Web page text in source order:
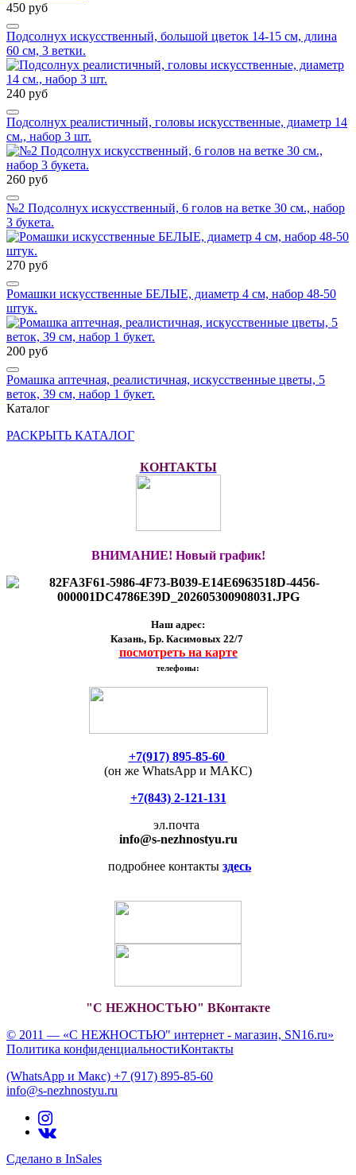
450 руб
Подсолнух искусственный, большой цветок 14-15 см, длина
60 см, 3 ветки.
240 руб
Подсолнух реалистичный, головы искусственные, диаметр 14
см., набор 3 шт.
260 руб
№2 Подсолнух искусственный, 6 голов на ветке 30 см., набор
3 букета.
270 руб
Ромашки искусственные БЕЛЫЕ, диаметр 4 см, набор 48-50
штук.
200 руб
Ромашка аптечная, реалистичная, искусственные цветы, 5
веток, 39 см, набор 1 букет.
Каталог
РАСКРЫТЬ КАТАЛОГ
КОНТАКТЫ
ВНИМАНИЕ! Новый график!
Наш адрес:
Казань, Бр. Касимовых 22/7
посмотреть на карте
телефоны:
+7(917) 895-85-60
(он же WhatsApp и МАКС)
+7(843) 2-121-131
эл.почта
info@s-nezhnostyu.ru
подробнее контакты здесь
"С НЕЖНОСТЬЮ" ВКонтакте
© 2011 — «С НЕЖНОСТЬЮ" интернет - магазин, SN16.ru»
Политика конфиденциальностиКонтакты
(WhatsApp и Макс) +7 (917) 895-85-60
info@s-nezhnostyu.ru
Сделано в InSales